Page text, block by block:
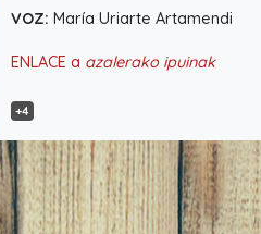
VOZ: María Uriarte Artamendi
ENLACE a azalerako ipuinak
+4